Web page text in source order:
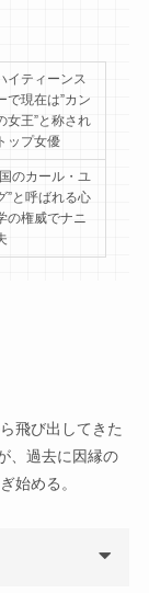
イティーンス
で現在は”カン
女王”と称され
ップ女優
のカール・ユ
”と呼ばれる心
の権威でナニ
飛び出してきた
、過去に因縁の
始める。